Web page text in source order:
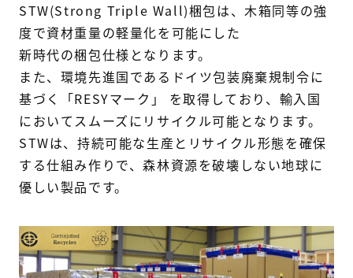
STW(Strong Triple Wall)梱包は、木箱同等の強
度で資材重量の軽量化を可能にした
新時代の梱包仕様となります。
また、環境先進国であるドイツ包装廃棄規制令に
基づく
「RESYマーク」 を取得しており、輸入国
においてスムーズにリサイクル可能となります。
STWは、持続可能な生産とリサイクル形態を確保
する仕組み作りで、森林資源を破壊しない地球に
優しい製品です。